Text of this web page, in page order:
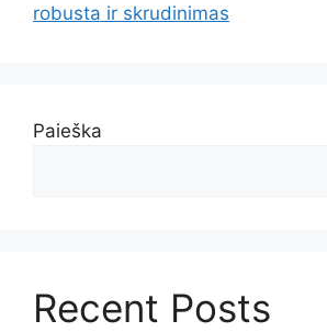
robusta ir skrudinimas
Paieška
Recent Posts